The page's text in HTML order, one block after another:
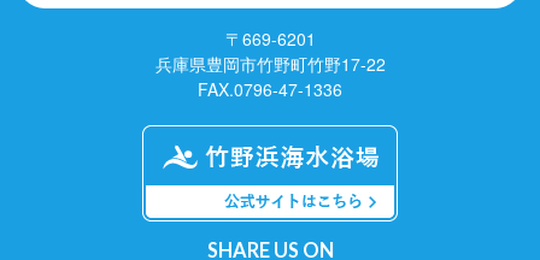
〒669-6201
兵庫県豊岡市竹野町竹野17-22
FAX.0796-47-1336
SHARE US ON